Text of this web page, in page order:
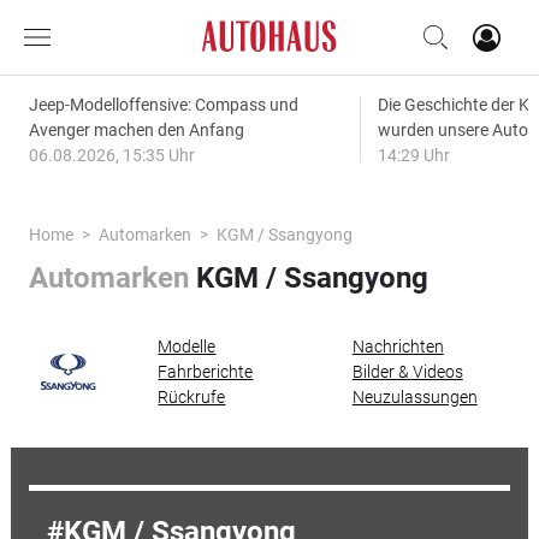
Jeep-Modelloffensive: Compass und
Avenger machen den Anfang
06.08.2026, 15:35 Uhr
Die Geschichte der
wurden unsere
14:29 Uhr
Home Automarken KGM / Ssangyong
Automarken KGM / Ssangyong
Modelle
Nachrichten
Fahrberichte
Bilder & Videos
Rückrufe
Neuzulassungen
KGM / Ssangyong